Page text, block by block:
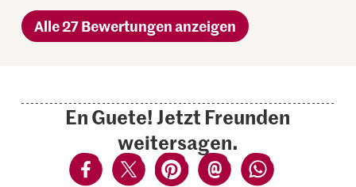
Alle 27 Bewertungen anzeigen
En Guete! Jetzt Freunden
weitersagen.